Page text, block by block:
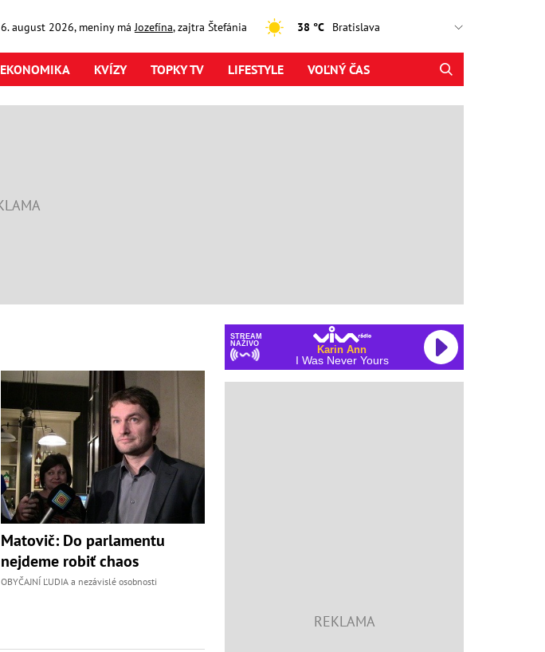
6. august2026, meniny má Jozefína, zajtra Štefánia 38 °C
EKONOMIKA KVÍZY TOPKY TV LIFESTYLE VOĽNÝ ČAS
Matovič: Do parlamentu
nejdeme robiť chaos
OBYČAJNÍ ĽUDIA a nezávislé osobnosti
STREAM
NAŽIVO
Karin Ann
I Was Never Yours